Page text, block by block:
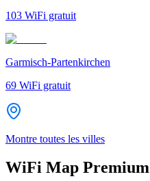
103 WiFi gratuit
Garmisch-Partenkirchen
69 WiFi gratuit
Montre toutes les villes
WiFi Map Premium